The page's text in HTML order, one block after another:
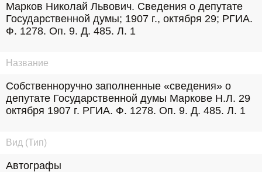
Марков Николай Львович. Сведения о депутате
Государственной думы; 1907 г., октября 29; РГИА.
Ф. 1278. Оп. 9. Д. 485. Л. 1
Название
Собственноручно заполненные «сведения» о
депутате Государственной думы Маркове Н.Л. 29
октября 1907 г. РГИА. Ф. 1278. Оп. 9. Д. 485. Л. 1
Вид (Тип)
Автографы